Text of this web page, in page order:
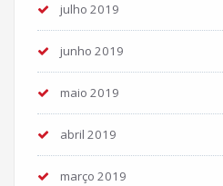
julho 2019
junho 2019
maio 2019
abril 2019
março 2019